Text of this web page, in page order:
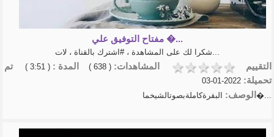
مفتاح التوفيق علي �...
شكرا لك على المشاهدة ، #اشترك بالقناة ، لات...
التقييم المشاهدات: ( 638 ) المدة : ( 3:51 )
تم
تحميلة: 2022-01-03
الوصف: البقرةكاملةبصوتالشيخما�...